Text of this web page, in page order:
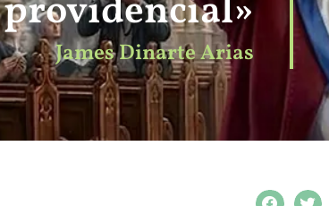
providencial»
James Dinarte Arias